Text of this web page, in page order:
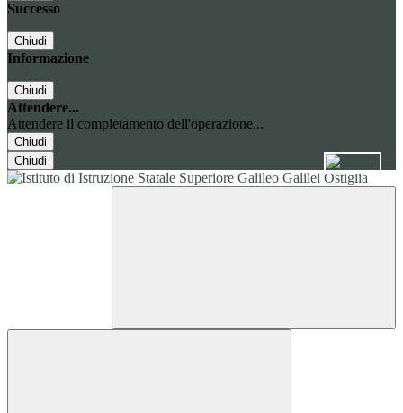
Successo
Chiudi
Informazione
Chiudi
Attendere...
Attendere il completamento dell'operazione...
Chiudi
Chiudi